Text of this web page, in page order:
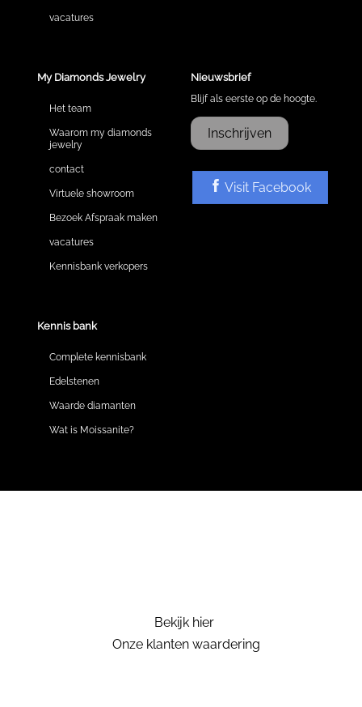
vacatures
My Diamonds Jewelry
Het team
Waarom my diamonds
jewelry
contact
Virtuele showroom
Bezoek Afspraak maken
vacatures
Kennisbank verkopers
Kennis bank
Complete kennisbank
Edelstenen
Waarde diamanten
Wat is Moissanite?
Nieuwsbrief
Blijf als eerste op de hoogte.
Inschrijven
Visit Facebook
Bekijk hier
Onze klanten waardering